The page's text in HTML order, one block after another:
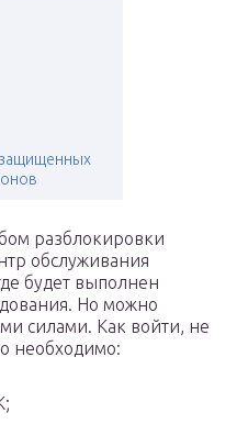
разблокировки
обслуживания
будет выполнен
Но можно
силами. Как войти, не
необходимо: